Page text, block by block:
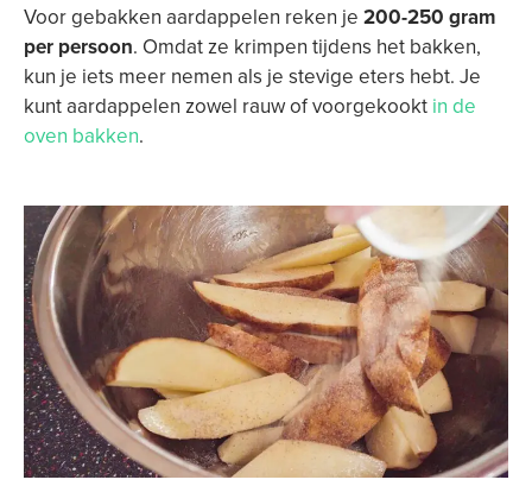
Voor gebakken aardappelen reken je 200-250 gram
per persoon. Omdat ze krimpen tijdens het bakken,
kun je iets meer nemen als je stevige eters hebt. Je
kunt aardappelen zowel rauw of voorgekookt in de
oven bakken.